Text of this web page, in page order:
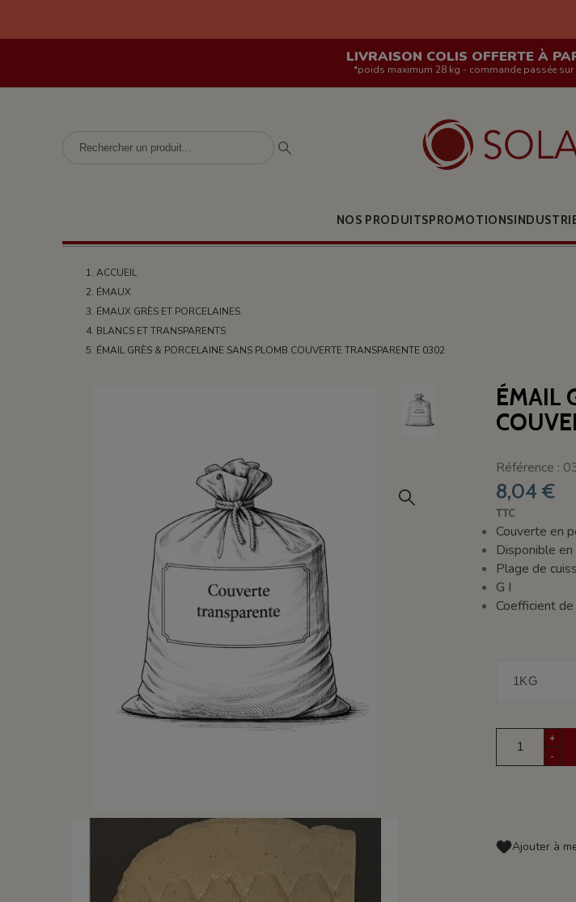
LIVRAISON COLIS OFFERTE À
*poids maximum 28 kg - commande passée
NOS PRODUITSPROMOTIONS
ACCUEIL
ÉMAUX
ÉMAUX GRÈS ET PORCELAINES
BLANCS ET TRANSPARENTS
ÉMAIL GRÈS & PORCELAINE SANS PLOMB COUVERTE TRANSPARENTE 0302
ÉMAIL
Référence :
8,04 €
TTC
Couverte en
Disponible
Plage de
G I
Coefficient
+
-
Ajouter à